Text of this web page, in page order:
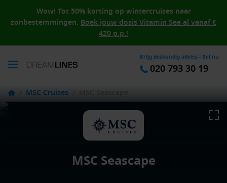
Wow! Tot 50% korting op wintercruises naar
zonbestemmingen. Boek jouw dosis Vitamin Sea al vanaf €
420 p.p.!
Krijg deskundig advies - Bel nu
020 793 30 19
/ MSC Cruises / MSC Seascape
MSC Seascape